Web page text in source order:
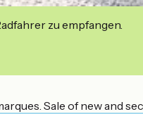
zu empfangen.
Sale of new and